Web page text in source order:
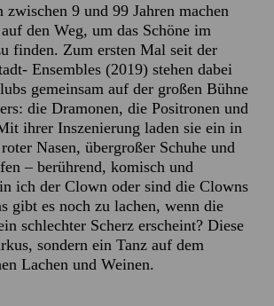
9 und 99 Jahren machen
den Weg, um das Schöne im
finden. Zum ersten Mal seit der
Ensembles (2019) stehen dabei
gemeinsam auf der großen Bühne
die Dramonen, die Positronen und
ihrer Inszenierung laden sie ein in
Nasen, übergroßer Schuhe und
– berührend, komisch und
ich der Clown oder sind die Clowns
gibt es noch zu lachen, wenn die
schlechter Scherz erscheint? Diese
sondern ein Tanz auf dem
Lachen und Weinen.